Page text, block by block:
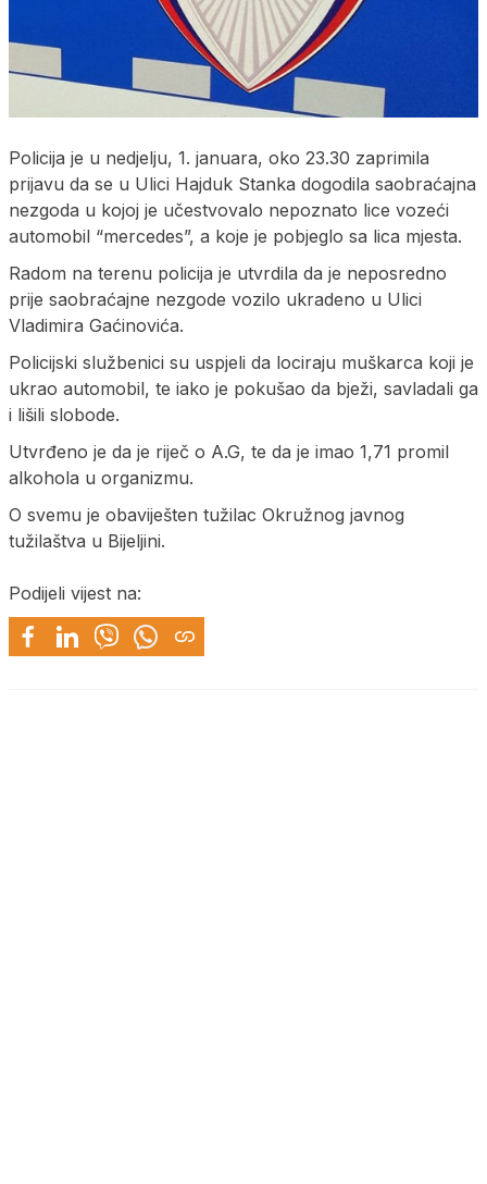
Policija je u nedjelju, 1. januara, oko 23.30 zaprimila
prijavu da se u Ulici Hajduk Stanka dogodila saobraćajna
nezgoda u kojoj je učestvovalo nepoznato lice vozeći
automobil “mercedes”, a koje je pobjeglo sa lica mjesta.
Radom na terenu policija je utvrdila da je neposredno
prije saobraćajne nezgode vozilo ukradeno u Ulici
Vladimira Gaćinovića.
Policijski službenici su uspjeli da lociraju muškarca koji je
ukrao automobil, te iako je pokušao da bježi, savladali ga
i lišili slobode.
Utvrđeno je da je riječ o A.G, te da je imao 1,71 promil
alkohola u organizmu.
O svemu je obaviješten tužilac Okružnog javnog
tužilaštva u Bijeljini.
Podijeli vijest na: